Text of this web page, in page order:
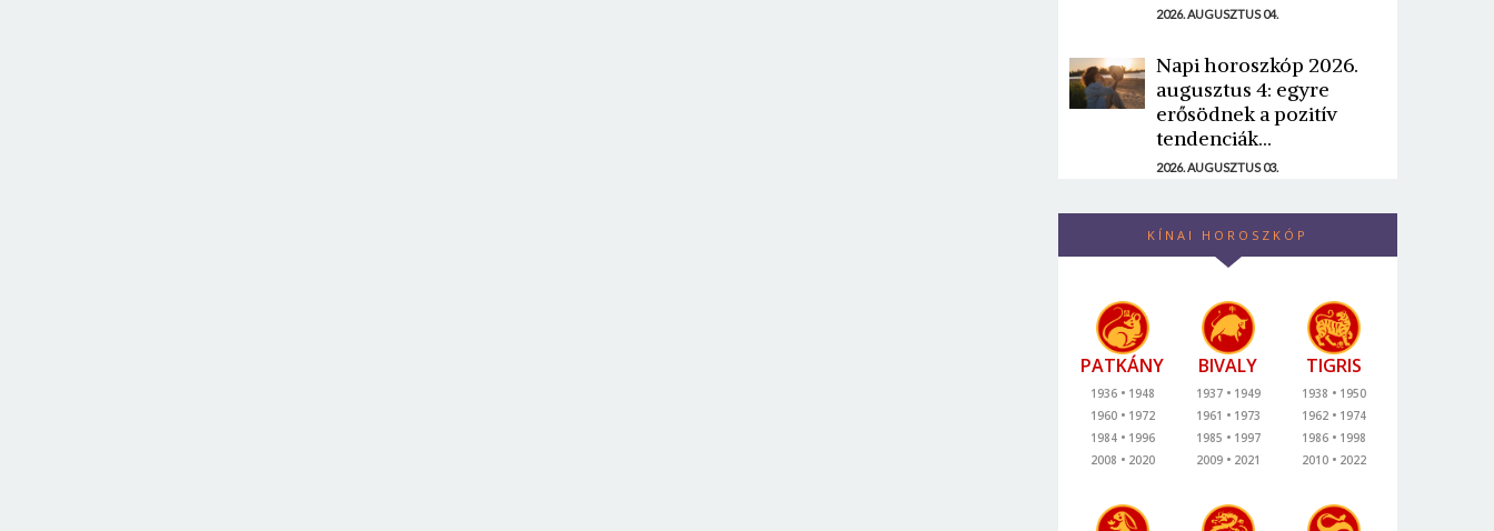
2026. AUGUSZTUS 04.
Napi horoszkóp 2026.
augusztus 4: egyre
erősödnek a pozitív
tendenciák...
2026. AUGUSZTUS 03.
KÍNAI HOROSZKÓP
PATKÁNY
1936
1948
1960
1972
1984
1996
2008
2020
BIVALY
1937
1949
1961
1973
1985
1997
2009
2021
TIGRIS
1938
1950
1962
1974
1986
1998
2010
2022